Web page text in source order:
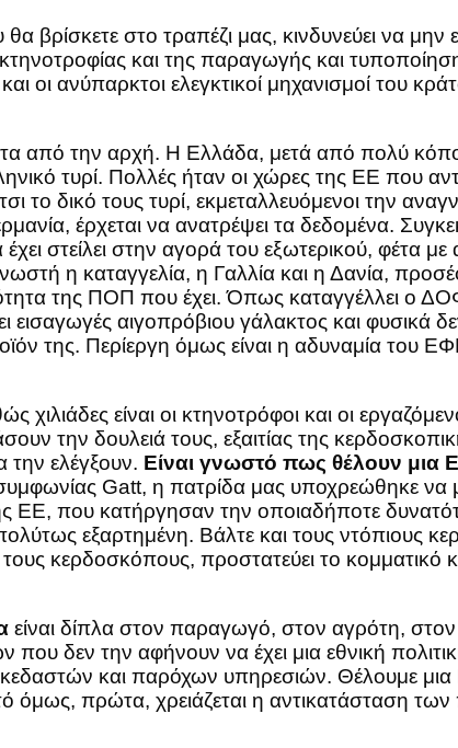
βρίσκετε στο τραπέζι μας, κινδυνεύει να μην
και της παραγωγής και
οι ανύπαρκτοι ελεγκτικοί μηχανισμοί του
από την αρχή. Η Ελλάδα, μετά από πολύ
τυρί. Πολλές ήταν οι χώρες της ΕΕ που
το δικό τους τυρί, εκμεταλλευόμενοι την
έρχεται να ανατρέψει τα δεδομένα.
στείλει στην αγορά του εξωτερικού, φέτα
η καταγγελία, η Γαλλία και η Δανία,
της ΠΟΠ που έχει. Όπως καταγγέλλει ο
εισαγωγές αιγοπρόβιου γάλακτος και φυσικά
της. Περίεργη όμως είναι η αδυναμία του
χιλιάδες είναι οι κτηνοτρόφοι και οι
την δουλειά τους, εξαιτίας της
ελέγξουν. Είναι γνωστό πως θέλουν
Gatt, η πατρίδα μας υποχρεώθηκε να
ΕΕ, που κατήργησαν την οποιαδήποτε
εξαρτημένη. Βάλτε και τους
κερδοσκόπους, προστατεύει το
είναι δίπλα στον παραγωγό, στον αγρότη,
δεν την αφήνουν να έχει μια εθνική
και παρόχων υπηρεσιών. Θέλουμε μια
όμως, πρώτα, χρειάζεται η αντικατάσταση των